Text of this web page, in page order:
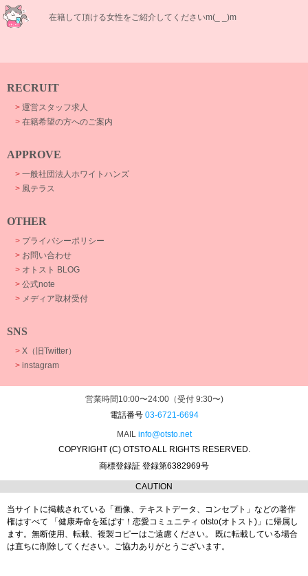
在籍して頂ける女性をご紹介してくださいm(_ _)m
RECRUIT
> 運営スタッフ求人
> 在籍希望の方へのご案内
APPROVE
> 一般社団法人ホワイトハンズ
> 風テラス
OTHER
> プライバシーポリシー
> お問い合わせ
> オトスト BLOG
> 公式note
> メディア取材受付
SNS
> X（旧Twitter）
> instagram
営業時間10:00〜24:00（受付 9:30〜)
電話番号 03-6721-6694
MAIL info@otsto.net
COPYRIGHT (C) OTSTO ALL RIGHTS RESERVED.
商標登録証 登録第6382969号
CAUTION
当サイトに掲載されている「画像、テキストデータ、コンセプト」などの著作
権はすべて 「健康寿命を延ばす！恋愛コミュニティ otsto(オトスト)」に帰属し
ます。 無断使用、転載、複製コピーはご遠慮ください。
既に転載している場合
は直ちに削除してください。ご協力ありがとうございます。